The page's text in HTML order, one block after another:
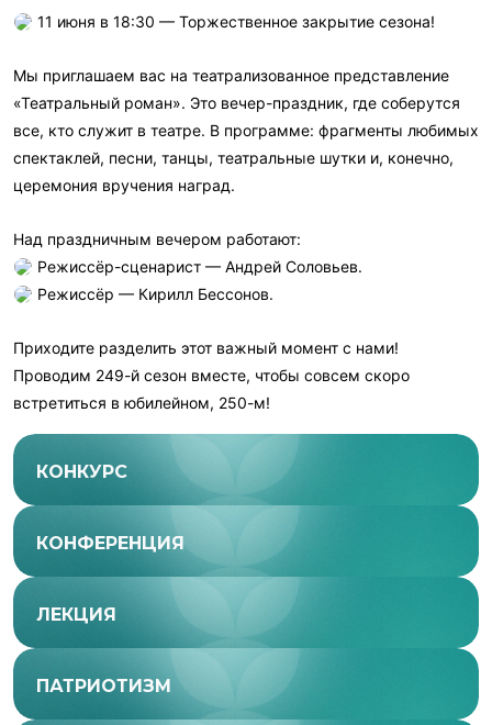
11 июня в 18:30 — Торжественное закрытие сезона!
Мы приглашаем вас на театрализованное представление
«Театральный роман». Это вечер-праздник, где соберутся
все, кто служит в театре. В программе: фрагменты любимых
спектаклей, песни, танцы, театральные шутки и, конечно,
церемония вручения наград.
Над праздничным вечером работают:
Режиссёр-сценарист — Андрей Соловьев.
Режиссёр — Кирилл Бессонов.
Приходите разделить этот важный момент с нами!
Проводим 249-й сезон вместе, чтобы совсем скоро
встретиться в юбилейном, 250-м!
КОНКУРС
КОНФЕРЕНЦИЯ
ЛЕКЦИЯ
ПАТРИОТИЗМ